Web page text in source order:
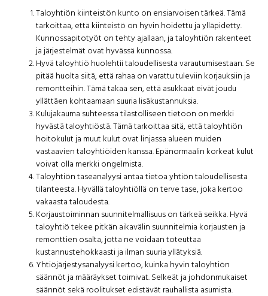
Taloyhtiön kiinteistön kunto on ensiarvoisen tärkeä. Tämä
tarkoittaa, että kiinteistö on hyvin hoidettu ja ylläpidetty.
Kunnossapitotyöt on tehty ajallaan, ja taloyhtiön rakenteet
ja järjestelmät ovat hyvässä kunnossa.
Hyvä taloyhtiö huolehtii taloudellisesta varautumisestaan. Se
pitää huolta siitä, että rahaa on varattu tuleviin korjauksiin ja
remontteihin. Tämä takaa sen, että asukkaat eivät joudu
yllättäen kohtaamaan suuria lisäkustannuksia.
Kulujakauma suhteessa tilastolliseen tietoon on merkki
hyvästä taloyhtiöstä. Tämä tarkoittaa sitä, että taloyhtiön
hoitokulut ja muut kulut ovat linjassa alueen muiden
vastaavien taloyhtiöiden kanssa. Epänormaalin korkeat kulut
voivat olla merkki ongelmista.
Taloyhtiön taseanalyysi antaa tietoa yhtiön taloudellisesta
tilanteesta. Hyvällä taloyhtiöllä on terve tase, joka kertoo
vakaasta taloudesta.
Korjaustoiminnan suunnitelmallisuus on tärkeä seikka. Hyvä
taloyhtiö tekee pitkän aikavälin suunnitelmia korjausten ja
remonttien osalta, jotta ne voidaan toteuttaa
kustannustehokkaasti ja ilman suuria yllätyksiä.
Yhtiöjärjestysanalyysi kertoo, kuinka hyvin taloyhtiön
säännöt ja määräykset toimivat. Selkeät ja johdonmukaiset
säännöt sekä roolitukset edistävät rauhallista asumista.